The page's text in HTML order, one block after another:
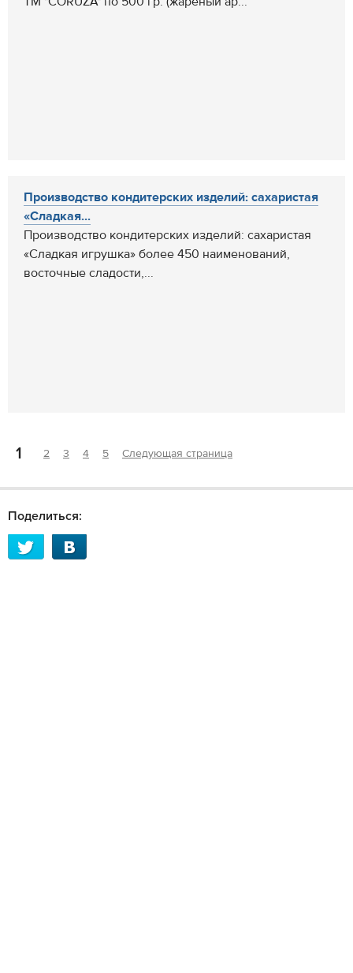
Производство кондитерских изделий: сахаристая
«Сладкая...
Производство кондитерских изделий: сахаристая
«Сладкая игрушка» более 450 наименований,
восточные сладости,...
1 2 3 4 5 Следующая страница
Поделиться: